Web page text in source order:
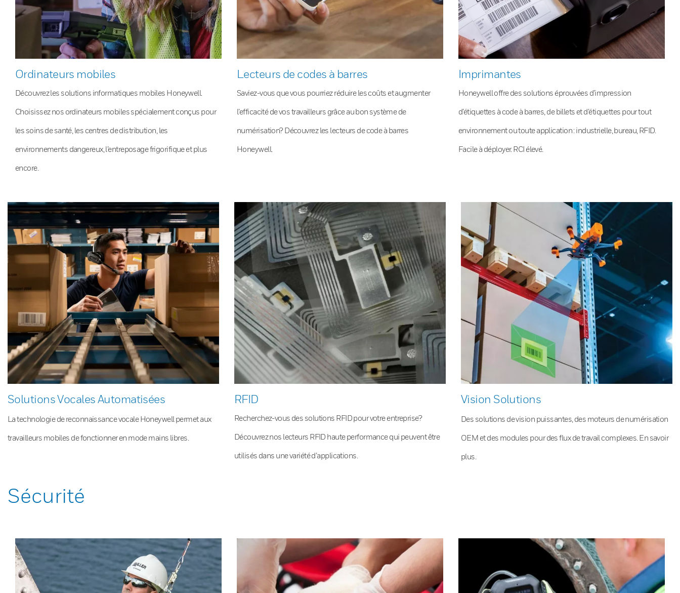
Ordinateurs mobiles
Découvrez les solutions informatiques mobiles Honeywell.
Choisissez nos ordinateurs mobiles spécialement conçus pour
les soins de santé, les centres de distribution, les
environnements dangereux, l’entreposage frigorifique et plus
encore.
Lecteurs de codes à barres
Saviez-vous que vous pourriez réduire les coûts et augmenter
l’efficacité de vos travailleurs grâce au bon système de
numérisation? Découvrez les lecteurs de code à barres
Honeywell.
Imprimantes
Honeywell offre des solutions éprouvées d’impression
d’étiquettes à code à barres, de billets et d’étiquettes pour tout
environnement ou toute application : industrielle, bureau, RFID.
Facile à déployer. RCI élevé.
Solutions Vocales Automatisées
La technologie de reconnaissance vocale Honeywell permet aux
travailleurs mobiles de fonctionner en mode mains libres.
RFID
Recherchez-vous des solutions RFID pour votre entreprise?
Découvrez nos lecteurs RFID haute performance qui peuvent être
utilisés dans une variété d’applications.
Vision Solutions
Des solutions de vision puissantes, des moteurs de numérisation
OEM et des modules pour des flux de travail complexes. En savoir
plus.
Sécurité